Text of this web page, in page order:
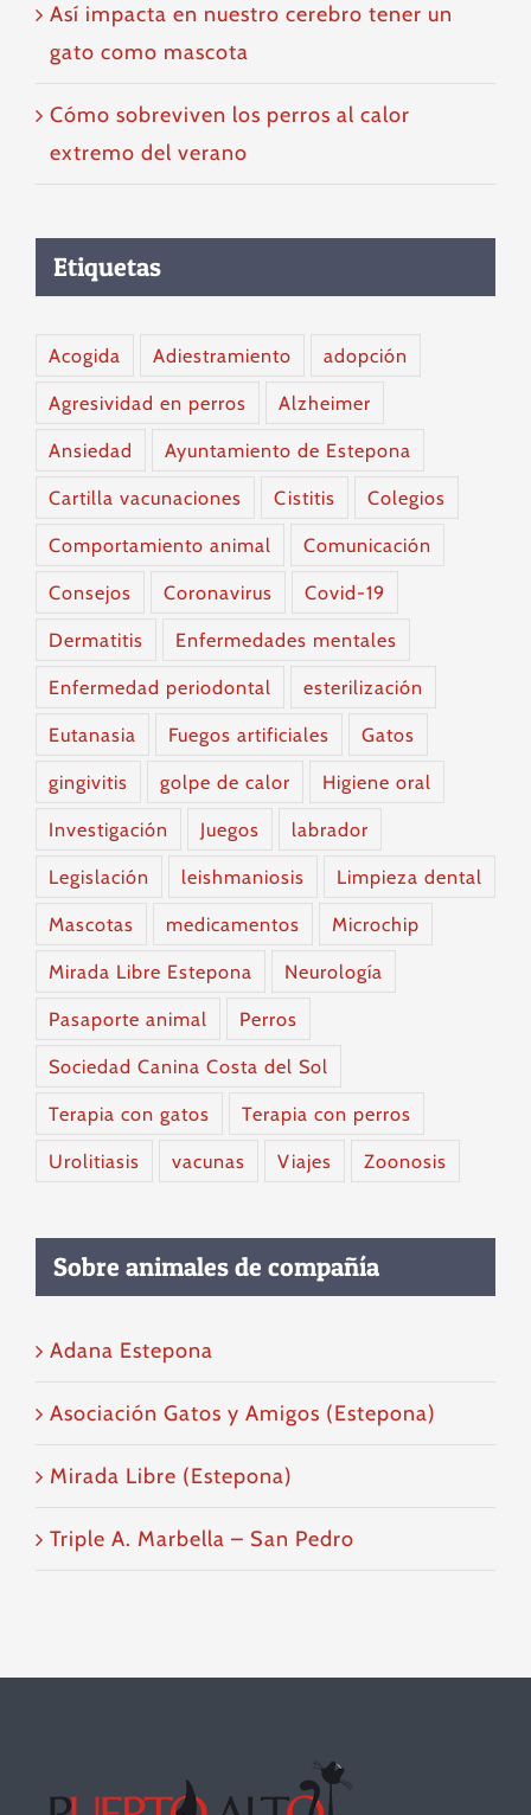
Así impacta en nuestro cerebro tener un
gato como mascota
Cómo sobreviven los perros al calor
extremo del verano
Etiquetas
Acogida Adiestramiento
adopción
Agresividad en perros
Alzheimer
Ansiedad
Ayuntamiento de Estepona
Cartilla vacunaciones
Cistitis
Colegios
Comportamiento animal
Comunicación
Consejos
Coronavirus
Covid-19
Dermatitis
Enfermedades mentales
Enfermedad periodontal
esterilización
Eutanasia
Fuegos artificiales
Gatos
gingivitis
golpe de calor
Higiene oral
Investigación
Juegos
labrador
Legislación
leishmaniosis
Limpieza dental
Mascotas
medicamentos
Microchip
Mirada Libre Estepona
Neurología
Pasaporte animal
Perros
Sociedad Canina Costa del Sol
Terapia con gatos
Terapia con perros
Urolitiasis
vacunas Viajes Zoonosis
Sobre animales de compañía
Adana Estepona
Asociación Gatos y Amigos (Estepona)
Mirada Libre (Estepona)
Triple A. Marbella – San Pedro